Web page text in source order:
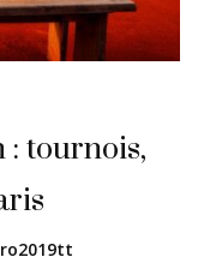
tournois,